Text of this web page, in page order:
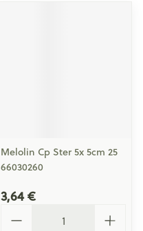
Melolin Cp Ster 5x 5cm 25
66030260
3,64 €